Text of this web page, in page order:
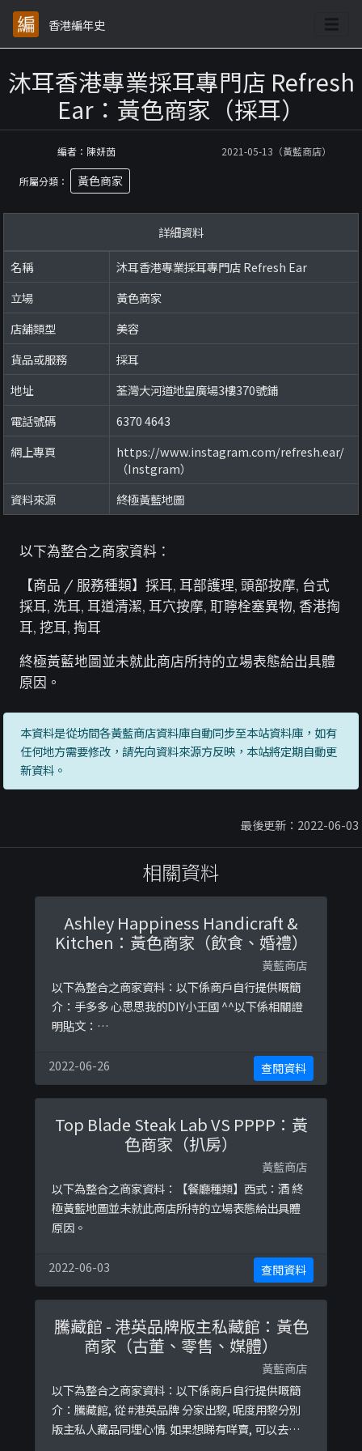
香港編年史
沐耳香港專業採耳專門店 Refresh
Ear：黃色商家（採耳）
編者：陳妍茵 2021-05-13（黃藍商店）
所屬分類： 黃色商家
詳細資料
名稱
沐耳香港專業採耳專門店 Refresh Ear
立場
黃色商家
店舖類型
美容
貨品或服務
採耳
地址
荃灣大河道地皇廣場3樓370號鋪
電話號碼
6370 4643
網上專頁
https://www.instagram.com/refresh.ear/
（Instgram）
資料來源
終極黃藍地圖
以下為整合之商家資料：
【商品 / 服務種類】採耳, 耳部護理, 頭部按摩, 台式
採耳, 洗耳, 耳道清潔, 耳穴按摩, 耵聹栓塞異物, 香港掏
耳, 挖耳, 掏耳
終極黃藍地圖並未就此商店所持的立場表態給出具體
原因。
本資料是從坊間各黃藍商店資料庫自動同步至本站資料庫，如有
任何地方需要修改，請先向資料來源方反映，本站將定期自動更
新資料。
最後更新：2022-06-03
相關資料
Ashley Happiness Handicraft &
Kitchen：黃色商家（飲食、婚禮）
黃藍商店
以下為整合之商家資料：以下係商戶自行提供嘅簡
介：手多多 心思思我的DIY小王國 ^^以下係相關證
明貼文：
Handicraft/posts/2149410115160477
2022-06-26 查閱資料
Top Blade Steak Lab VS PPPP：黃
色商家（扒房）
黃藍商店
以下為整合之商家資料：【餐廳種類】西式：酒 終
極黃藍地圖並未就此商店所持的立場表態給出具體
原因。
2022-06-03 查閱資料
騰藏館 - 港英品牌版主私藏館：黃色
商家（古董、零售、媒體）
黃藍商店
以下為整合之商家資料：以下係商戶自行提供嘅簡
介：騰藏館, 從 #港英品牌 分家出黎, 呢度用黎分別
版主私人藏品同埋心情. 如果想睇有咩賣, 可以去番